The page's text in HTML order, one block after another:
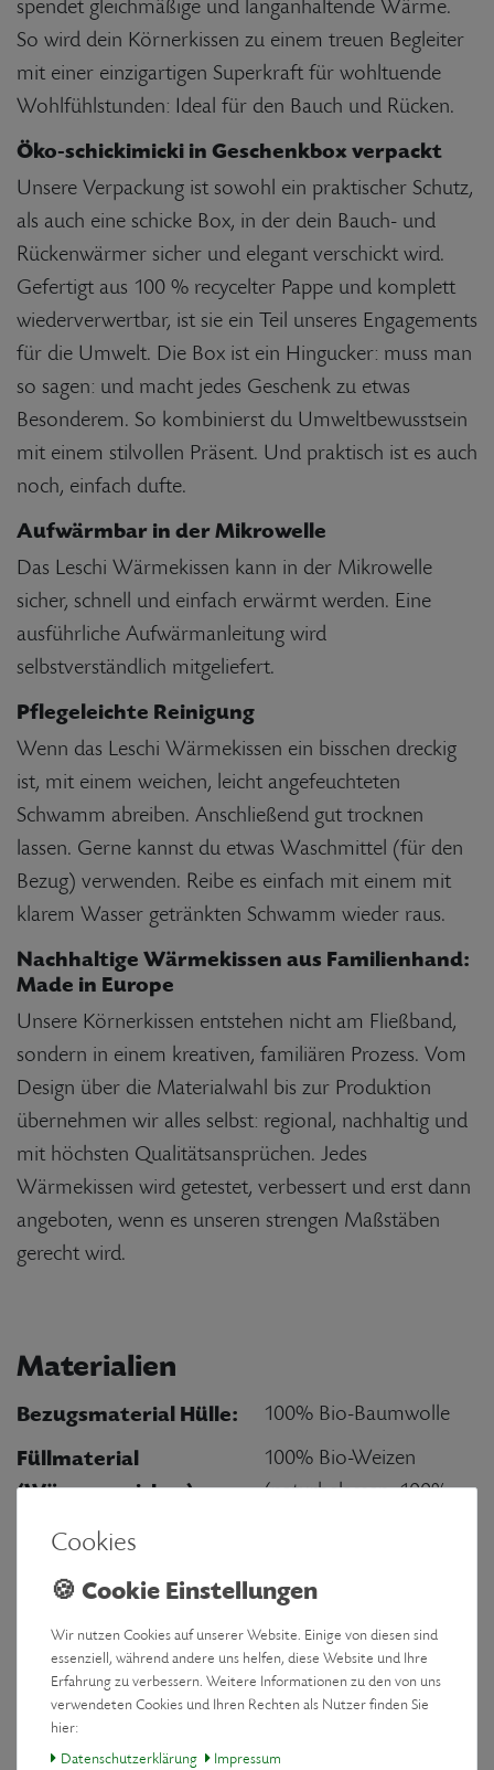
spendet gleichmäßige und langanhaltende Wärme.
So wird dein Körnerkissen zu einem treuen Begleiter
mit einer einzigartigen Superkraft für wohltuende
Wohlfühlstunden: Ideal für den Bauch und Rücken.
Öko-schickimicki in Geschenkbox verpackt
Unsere Verpackung ist sowohl ein praktischer Schutz,
als auch eine schicke Box, in der dein Bauch- und
Rückenwärmer sicher und elegant verschickt wird.
Gefertigt aus 100 % recycelter Pappe und komplett
wiederverwertbar, ist sie ein Teil unseres Engagements
für die Umwelt. Die Box ist ein Hingucker: muss man
so sagen: und macht jedes Geschenk zu etwas
Besonderem. So kombinierst du Umweltbewusstsein
mit einem stilvollen Präsent. Und praktisch ist es auch
noch, einfach dufte.
Aufwärmbar in der Mikrowelle
Das Leschi Wärmekissen kann in der Mikrowelle
sicher, schnell und einfach erwärmt werden. Eine
ausführliche Aufwärmanleitung wird
selbstverständlich mitgeliefert.
Pflegeleichte Reinigung
Wenn das Leschi Wärmekissen ein bisschen dreckig
ist, mit einem weichen, leicht angefeuchteten
Schwamm abreiben. Anschließend gut trocknen
lassen. Gerne kannst du etwas Waschmittel (für den
Bezug) verwenden. Reibe es einfach mit einem mit
klarem Wasser getränkten Schwamm wieder raus.
Nachhaltige Wärmekissen aus Familienhand:
Made in Europe
Unsere Körnerkissen entstehen nicht am Fließband,
sondern in einem kreativen, familiären Prozess. Vom
Design über die Materialwahl bis zur Produktion
übernehmen wir alles selbst: regional, nachhaltig und
mit höchsten Qualitätsansprüchen. Jedes
Wärmekissen wird getestet, verbessert und erst dann
angeboten, wenn es unseren strengen Maßstäben
gerecht wird.
Materialien
Bezugsmaterial Hülle: 100% Bio-Baumwolle
Füllmaterial
(Wärmespeicher):
100% Bio-Weizen
(naturbelassen, 100%
Behandlung)
Nähgarn:
Besonders reißfestes
Segeltuchgarn für
langlebige Nähte
Cookies
Wir nutzen Cookies auf unserer Website. Einige von diesen sind
essenziell, während andere uns helfen, diese Website und Ihre
Erfahrung zu verbessern. Weitere Informationen zu den von uns
verwendeten Cookies und Ihren Rechten als Nutzer finden Sie
hier:
Daten­schutz­erklärung
Impressum